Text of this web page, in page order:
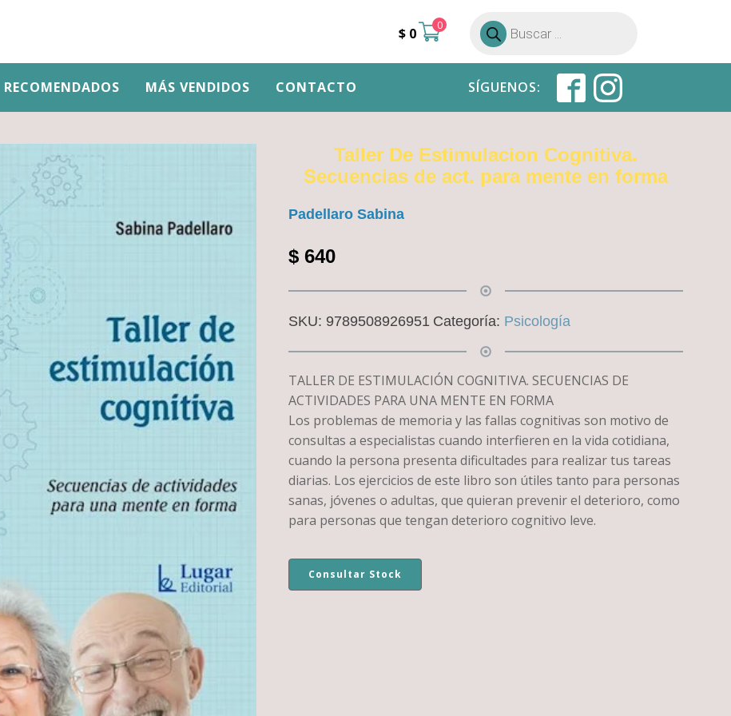
$ 0 0
Búsqueda
de
productos
RECOMENDADOS MÁS VENDIDOS CONTACTO SÍGUENOS:
Taller De Estimulacion Cognitiva.
Secuencias de act. para mente en forma
Padellaro Sabina
$640
SKU: 9789508926951 Categoría: Psicología
TALLER DE ESTIMULACIÓN COGNITIVA. SECUENCIAS DE
ACTIVIDADES PARA UNA MENTE EN FORMA
Los problemas de memoria y las fallas cognitivas son motivo de
consultas a especialistas cuando interfieren en la vida cotidiana,
cuando la persona presenta dificultades para realizar tus tareas
diarias. Los ejercicios de este libro son útiles tanto para personas
sanas, jóvenes o adultas, que quieran prevenir el deterioro, como
para personas que tengan deterioro cognitivo leve.
Consultar Stock